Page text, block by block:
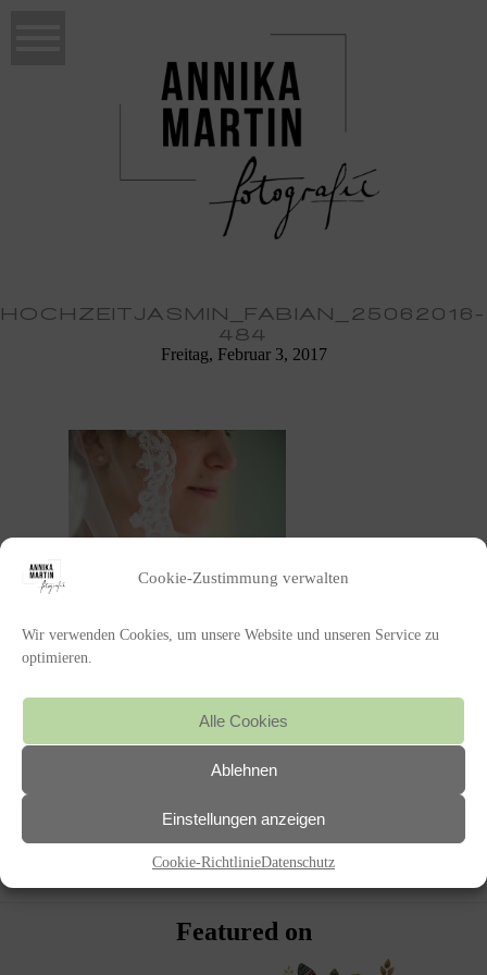
Cookie-Zustimmung verwalten
Wir verwenden Cookies, um unsere Website und unseren Service zu
optimieren.
Alle Cookies
Ablehnen
Einstellungen anzeigen
Cookie-RichtlinieDatenschutz
HOCHZEITJASMIN_FABIAN_25062016-
484
Freitag, Februar 3, 2017
HOCHZEIT
Featured on